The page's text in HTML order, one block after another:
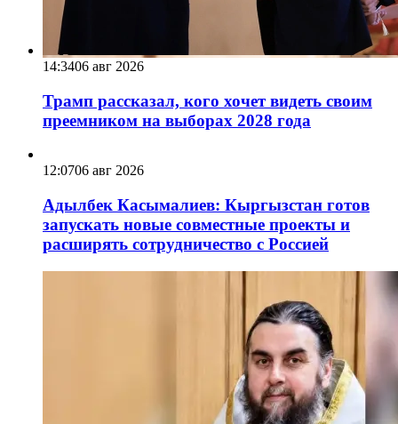
14:3406 авг 2026
Трамп рассказал, кого хочет видеть своим
преемником на выборах 2028 года
12:0706 авг 2026
Адылбек Касымалиев: Кыргызстан готов
запускать новые совместные проекты и
расширять сотрудничество с Россией